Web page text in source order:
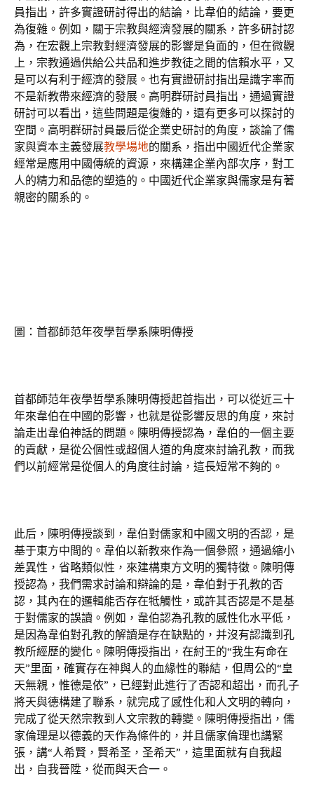
員指出，許多實證研討得出的結論，比韋伯的結論，要更
為復雜。例如，關于宗教與經濟發展的關系，許多研討認
為，在宏觀上宗教對經濟發展的影響是負面的，但在微觀
上，宗教通過供給公共品和進步教徒之間的信賴水平，又
是可以有利于經濟的發展。也有實證研討指出是識字率而
不是新教帶來經濟的發展。高明群研討員指出，通過實證
研討可以看出，這些問題是復雜的，還有更多可以探討的
空間。高明群研討員最后從企業史研討的角度，談論了儒
家與資本主義發展教學場地的關系，指出中國近代企業家
經常是應用中國傳統的資源，來構建企業內部次序，對工
人的精力和品德的塑造的。中國近代企業家與儒家是有著
親密的關系的。
圖：首都師范年夜學哲學系陳明傳授
首都師范年夜學哲學系陳明傳授起首指出，可以從近三十
年來韋伯在中國的影響，也就是從影響反思的角度，來討
論走出韋伯神話的問題。陳明傳授認為，韋伯的一個主要
的貢獻，是從公個性或超個人道的角度來討論孔教，而我
們以前經常是從個人的角度往討論，這長短常不夠的。
此后，陳明傳授談到，韋伯對儒家和中國文明的否認，是
基于東方中間的。韋伯以新教來作為一個參照，通過縮小
差異性，省略類似性，來建構東方文明的獨特徵。陳明傳
授認為，我們需求討論和辯論的是，韋伯對于孔教的否
認，其內在的邏輯能否存在牴觸性，或許其否認是不是基
于對儒家的誤讀。例如，韋伯認為孔教的感性化水平低，
是因為韋伯對孔教的解讀是存在缺點的，并沒有認識到孔
教所經歷的變化。陳明傳授指出，在紂王的“我生有命在
天”里面，確實存在神與人的血緣性的聯結，但周公的“皇
天無親，惟德是依”，已經對此進行了否認和超出，而孔子
將天與德構建了聯系，就完成了感性化和人文明的轉向，
完成了從天然宗教到人文宗教的轉變。陳明傳授指出，儒
家倫理是以德義的天作為條件的，并且儒家倫理也講緊
張，講“人希賢，賢希圣，圣希天”，這里面就有自我超
出，自我晉陞，從而與天合一。